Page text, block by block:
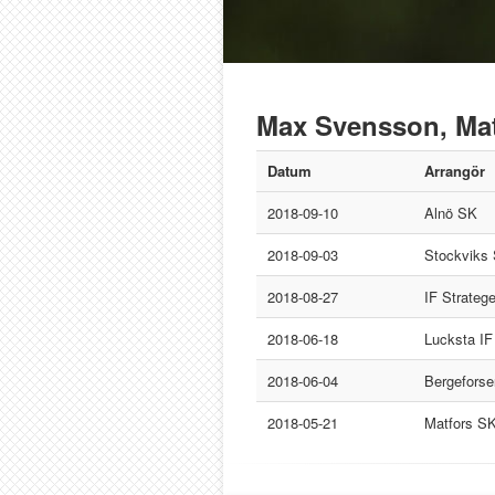
Max Svensson,
Datum Arrangör
2018-09-10
Alnö SK
2018-09-03
Stockviks
2018-08-27
IF
2018-06-18
Lucksta IF
2018-06-04
2018-05-21
Matfors